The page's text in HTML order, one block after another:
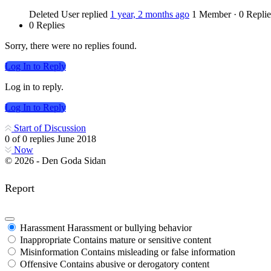
Deleted User replied 1 year, 2 months ago 1 Member · 0
0 Replies
Sorry, there were no replies found.
Log In to Reply
Log in to reply.
Log In to Reply
Start of Discussion
0 of0 replies June 2018
Now
© 2026 - Den Goda Sidan
Report
Harassment Harassment or bullying behavior
Inappropriate Contains mature or sensitive content
Misinformation Contains misleading or false information
Offensive Contains abusive or derogatory content